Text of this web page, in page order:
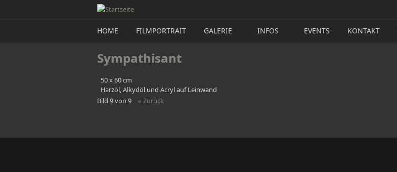
HOME FILMPORTRAIT GALERIE INFOS EVENTS KONTAKT
Sympathisant
Bild 9 von 9 « Zurück
50 x 60 cm
Harzöl, Alkydöl und Acryl auf Leinwand